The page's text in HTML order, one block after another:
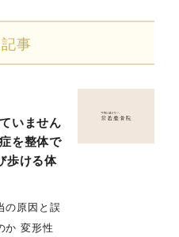
事
いません
を整体で
歩ける体
の原因と誤
か 変形性